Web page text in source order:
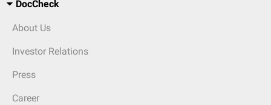
DocCheck
About Us
Investor Relations
Press
Career